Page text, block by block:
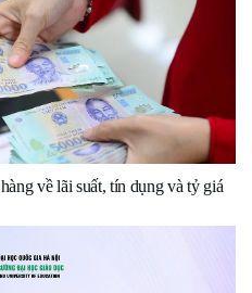
về lãi suất, tín dụng và tỷ giá